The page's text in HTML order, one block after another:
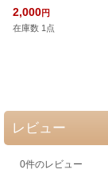
2,000円
在庫数 1点
レビュー
0件のレビュー